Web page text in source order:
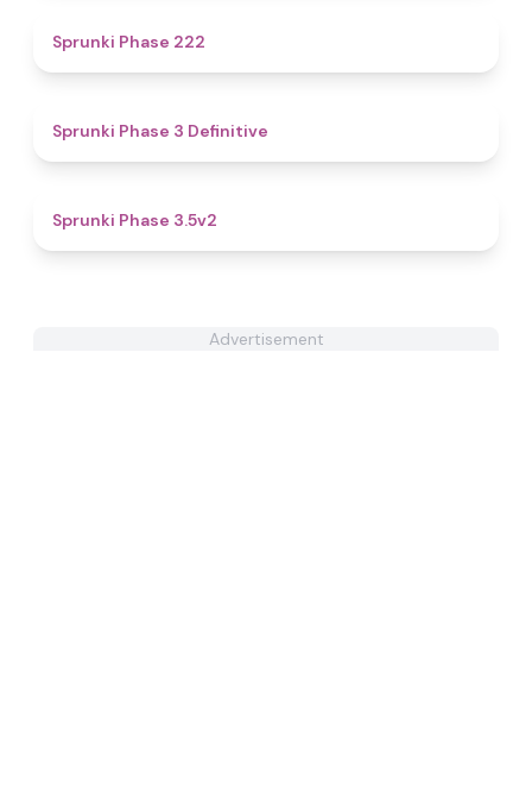
Sprunki Phase 222
Sprunki Phase 3 Definitive
Sprunki Phase 3.5v2
Advertisement